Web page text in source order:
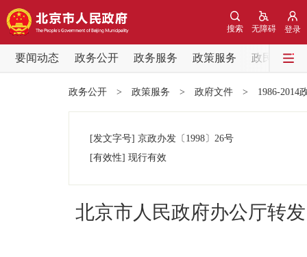
登录
无障碍
搜索
要闻动态 政务公开 政务服务 政策服务
政民互动
党中央精神
政务公开 > 政策服务 > 政府文件 > 1986-2014
[发文字号] 京政办发 〔1998〕 26号
[有效性] 现行有效
北京市人民政府办公厅转